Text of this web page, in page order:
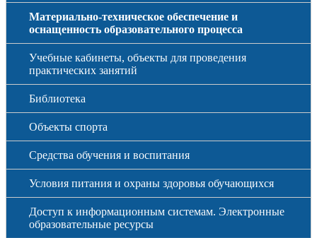
Материально-техническое обеспечение и
оснащенность образовательного процесса
Учебные кабинеты, объекты для проведения
практических занятий
Библиотека
Объекты спорта
Средства обучения и воспитания
Условия питания и охраны здоровья обучающихся
Доступ к информационным системам. Электронные
образовательные ресурсы